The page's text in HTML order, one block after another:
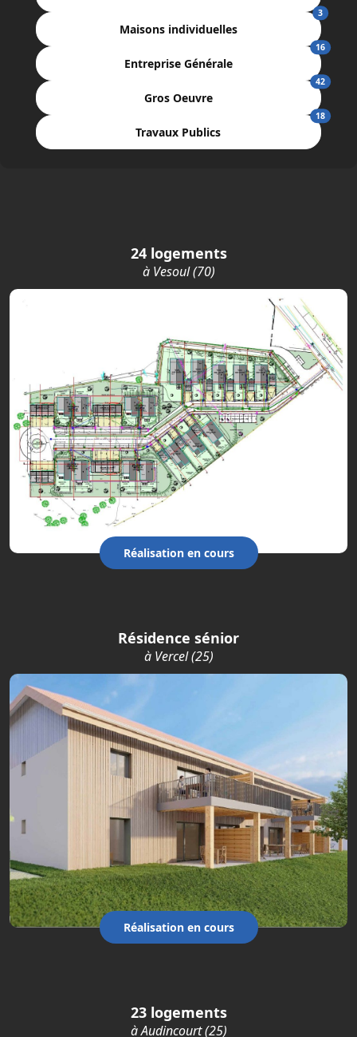
Maisons individuelles
3
Entreprise Générale
16
Gros Oeuvre
42
Travaux Publics
18
24 logements
à Vesoul (70)
Réalisation en cours
Résidence sénior
à Vercel (25)
Réalisation en cours
23 logements
à Audincourt (25)